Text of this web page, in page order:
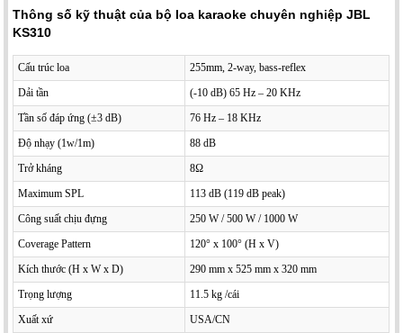
Thông số kỹ thuật của bộ loa karaoke chuyên nghiệp JBL
KS310
Cấu trúc loa
255mm, 2-way, bass-reflex
Dải tần
(-10 dB) 65 Hz – 20 KHz
Tần số đáp ứng (±3 dB)
76 Hz – 18 KHz
Độ nhạy (1w/1m)
88 dB
Trở kháng
8Ω
Maximum SPL
113 dB (119 dB peak)
Công suất chịu đựng
250 W / 500 W / 1000 W
Coverage Pattern
120° x 100° (H x V)
Kích thước (H x W x D)
290 mm x 525 mm x 320 mm
Trọng lượng
11.5 kg /cái
Xuất xứ
USA/CN